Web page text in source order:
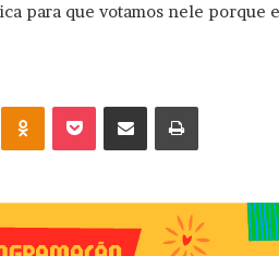
para que votamos nele porque
VK OK